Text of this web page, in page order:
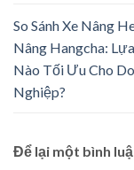
So Sánh Xe Nâng
Nâng Hangcha:
Nào Tối Ưu Cho
Nghiệp?
Để lại một bình